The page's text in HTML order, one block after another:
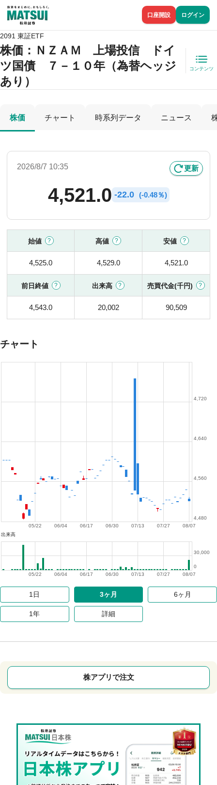
口座開設 ログイン
2091 東証ETF
株価 ：ＮＺＡＭ 上場投信 ドイ
ツ国債 ７－１０年（為替ヘッジ
あり）
コンテンツ
株価 チャート 時系列データ ニュース
2026/8/7 10:35 更新
4,521.0 -22.0 (-0.48％)
始値 高値 安値
4,525.0 4,529.0 4,521.0
前日終値 出来高 売買代金(千円)
4,543.0 20,002 90,509
チャート
08/07
07/27
07/13
06/30
06/17
06/04
05/22
4,480
4,560
4,640
4,720
出来高
08/07
07/27
07/13
06/30
06/17
06/04
05/22
0
30,000
1日 3ヶ月 6ヶ月
1年 詳細
株アプリで注文